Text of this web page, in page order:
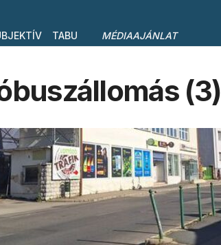
TABU MÉDIAAJÁNLAT
(3)